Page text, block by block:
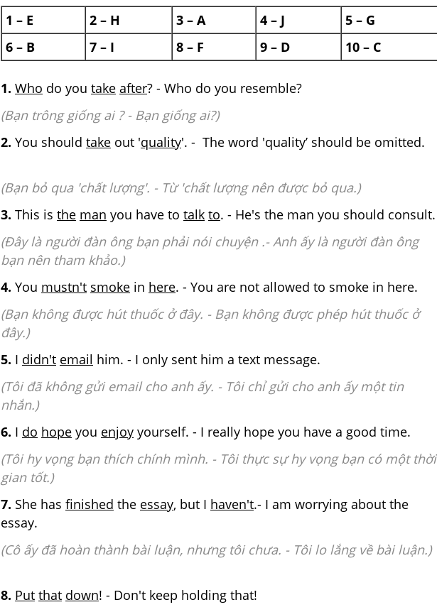
1 – E
2 – H 3 – A 4 – J
5 – G
6 – B
7 – I 8 – F 9 – D 10 – C
1. Who do you take after? - Who do you resemble?
(Bạn trông giống ai ? - Bạn giống ai?)
2. You should take out 'quality'. - The word 'quality’ should be omitted.
(Bạn bỏ qua 'chất lượng'. - Từ 'chất lượng nên được bỏ qua.)
3. This is the man you have to talk to. - He's the man you should consult.
(Đây là người đàn ông bạn phải nói chuyện .- Anh ấy là người đàn ông
bạn nên tham khảo.)
4. You mustn't smoke in here. - You are not allowed to smoke in here.
(Bạn không được hút thuốc ở đây. - Bạn không được phép hút thuốc ở
đây.)
5. I didn't email him. - I only sent him a text message.
(Tôi đã không gửi email cho anh ấy. - Tôi chỉ gửi cho anh ấy một tin
nhắn.)
6. I do hope you enjoy yourself. - I really hope you have a good time.
(Tôi hy vọng bạn thích chính mình. - Tôi thực sự hy vọng bạn có một thời
gian tốt.)
7. She has finished the essay, but I haven't.- I am worrying about the
essay.
(Cô ấy đã hoàn thành bài luận, nhưng tôi chưa. - Tôi lo lắng về bài luận.)
8. Put that down! - Don't keep holding that!